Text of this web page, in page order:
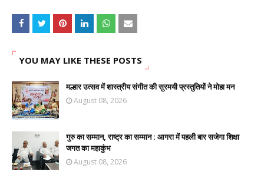
YOU MAY LIKE THESE POSTS
मल्हार उत्सव में शास्त्रीय संगीत की सुरमयी प्रस्तुतियों ने मोहा मन
August 08, 2026
गुरु का सम्मान, राष्ट्र का सम्मान : आगरा में पहली बार सजेगा शिक्षा
जगत का महाकुंभ
August 08, 2026